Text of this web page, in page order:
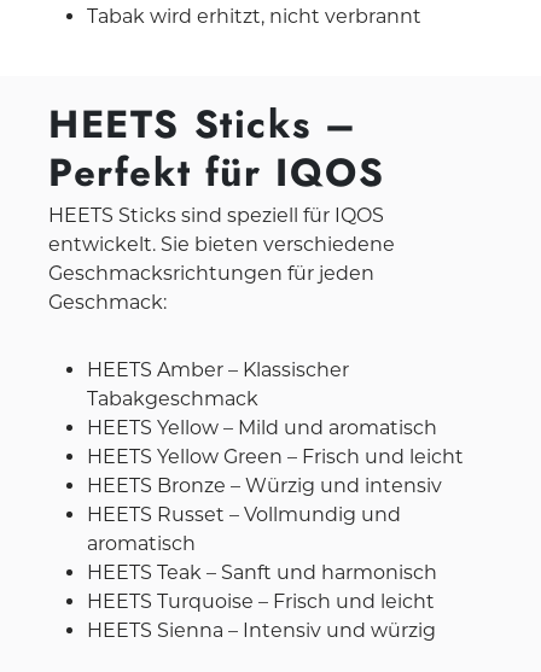
Tabak wird erhitzt, nicht verbrannt
HEETS Sticks –
Perfekt für IQOS
HEETS Sticks sind speziell für IQOS
entwickelt. Sie bieten verschiedene
Geschmacksrichtungen für jeden
Geschmack:
HEETS Amber – Klassischer
Tabakgeschmack
HEETS Yellow – Mild und aromatisch
HEETS Yellow Green – Frisch und leicht
HEETS Bronze – Würzig und intensiv
HEETS Russet – Vollmundig und
aromatisch
HEETS Teak – Sanft und harmonisch
HEETS Turquoise – Frisch und leicht
HEETS Sienna – Intensiv und würzig